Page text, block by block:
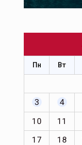
Пн Вт
3
4
10
11
17
18